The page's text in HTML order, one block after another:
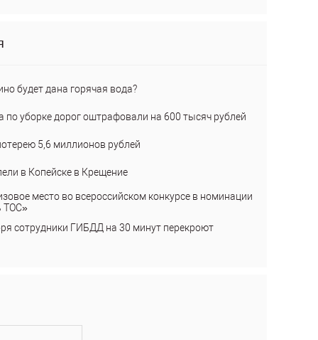
будет дана горячая вода?
по уборке дорог оштрафовали на 600 тысяч рублей
5,6 миллионов рублей
в Копейске в Крещение
место во всероссийском конкурсе в номинации
ТОС»
сотрудники ГИБДД на 30 минут перекроют